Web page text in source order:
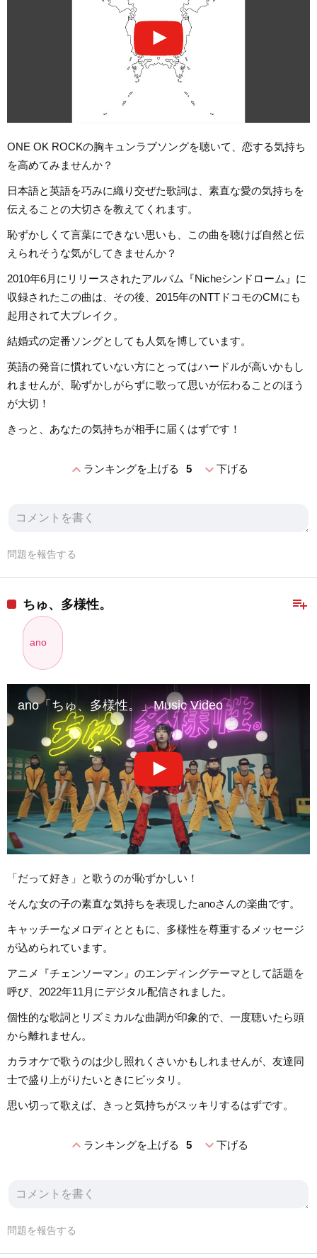
ONE OK ROCKの胸キュンラブソングを聴いて、恋する気持ち
を高めてみませんか？
日本語と英語を巧みに織り交ぜた歌詞は、素直な愛の気持ちを
伝えることの大切さを教えてくれます。
恥ずかしくて言葉にできない思いも、この曲を聴けば自然と伝
えられそうな気がしてきませんか？
2010年6月にリリースされたアルバム『Nicheシンドローム』に
収録されたこの曲は、その後、2015年のNTTドコモのCMにも
起用されて大ブレイク。
結婚式の定番ソングとしても人気を博しています。
英語の発音に慣れていない方にとってはハードルが高いかもし
れませんが、恥ずかしがらずに歌って思いが伝わることのほう
が大切！
きっと、あなたの気持ちが相手に届くはずです！
expand_lessランキングを上げる 5 expand_more下げる
問題を報告する
playlist_add
ちゅ、多様性。
ano
ano「ちゅ、多様性。」Music Video
「だって好き」と歌うのが恥ずかしい！
そんな女の子の素直な気持ちを表現したanoさんの楽曲です。
キャッチーなメロディとともに、多様性を尊重するメッセージ
が込められています。
アニメ『チェンソーマン』のエンディングテーマとして話題を
呼び、2022年11月にデジタル配信されました。
個性的な歌詞とリズミカルな曲調が印象的で、一度聴いたら頭
から離れません。
カラオケで歌うのは少し照れくさいかもしれませんが、友達同
士で盛り上がりたいときにピッタリ。
思い切って歌えば、きっと気持ちがスッキリするはずです。
expand_lessランキングを上げる 5 expand_more下げる
問題を報告する